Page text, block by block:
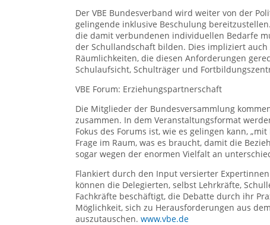
Der VBE Bundesverband wird weiter von der
gelingende inklusive Beschulung
die damit verbundenen individuellen Bedarfe
der Schullandschaft bilden. Dies impliziert
Räumlichkeiten, die diesen Anforderungen
Schulaufsicht, Schulträger und
VBE Forum: Erziehungspartnerschaft
Die Mitglieder der Bundesversammlung
zusammen. In dem Veranstaltungsformat
Fokus des Forums ist, wie es gelingen kann,
Frage im Raum, was es braucht, damit die
sogar wegen der enormen Vielfalt an
Flankiert durch den Input versierter
können die Delegierten, selbst Lehrkräfte,
Fachkräfte beschäftigt, die Debatte durch ihr
Möglichkeit, sich zu Herausforderungen aus
auszutauschen. www.vbe.de